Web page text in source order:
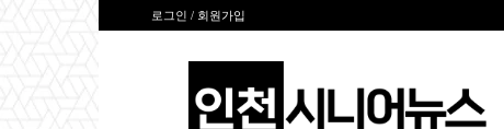
로그인 / 회원가입
시